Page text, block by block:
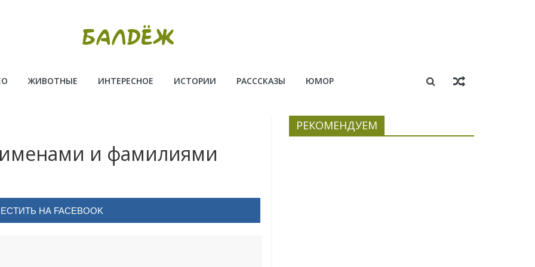
ЖИВОТНЫЕ ИНТЕРЕСНОЕ ИСТОРИИ РАСССКАЗЫ ЮМОР
и фамилиями
НА FACEBOOK
РЕКОМЕНДУЕМ